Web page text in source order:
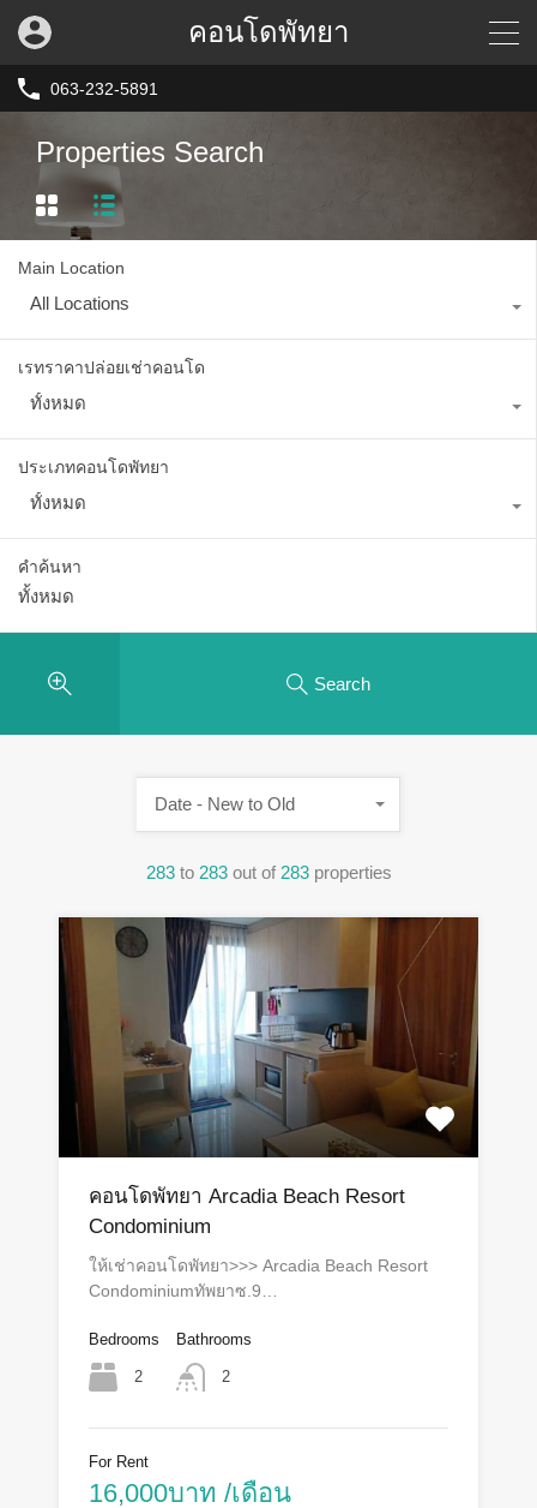
คอนโดพัทยา
063-232-5891
Properties Search
Main Location
All Locations
เรทราคาปล่อยเช่าคอนโด
ทั้งหมด
ประเภทคอนโดพัทยา
ทั้งหมด
คำค้นหา
Search
283 to 283 out of 283 properties
Date - New to Old
คอนโดพัทยา Arcadia Beach Resort
Condominium
ให้เช่าคอนโดพัทยา>>> Arcadia Beach Resort
Condominiumทัพยาซ.9…
Bedrooms
2
Bathrooms
2
For Rent
16,000บาท /เดือน